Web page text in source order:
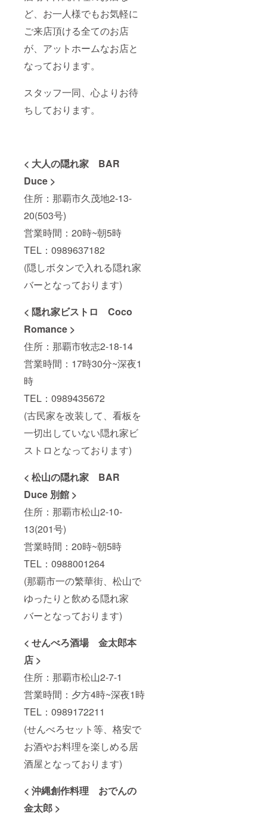
ど、お一人様でもお気軽に
ご来店頂ける全てのお店
が、アットホームなお店と
なっております。
スタッフ一同、心よりお待
ちしております。
< 大人の隠れ家 BAR
Duce >
住所：那覇市久茂地2-13-
20(503号)
営業時間：20時~朝5時
TEL：0989637182
(隠しボタンで入れる隠れ家
バーとなっております)
< 隠れ家ビストロ Coco
Romance >
住所：那覇市牧志2-18-14
営業時間：17時30分~深夜1
時
TEL：0989435672
(古民家を改装して、看板を
一切出していない隠れ家ビ
ストロとなっております)
< 松山の隠れ家 BAR
Duce 別館 >
住所：那覇市松山2-10-
13(201号)
営業時間：20時~朝5時
TEL：0988001264
(那覇市一の繁華街、松山で
ゆったりと飲める隠れ家
バーとなっております)
< せんべろ酒場 金太郎本
店 >
住所：那覇市松山2-7-1
営業時間：夕方4時~深夜1時
TEL：0989172211
(せんべろセット等、格安で
お酒やお料理を楽しめる居
酒屋となっております)
< 沖縄創作料理 おでんの
金太郎 >